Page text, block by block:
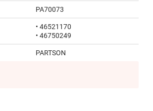
PA70073
• 46521170
• 46750249
PARTSON